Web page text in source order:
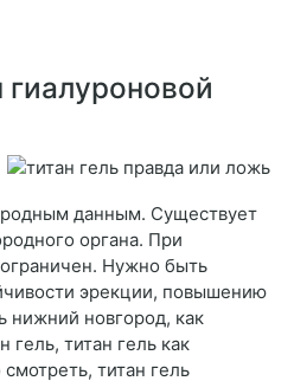
гиалуроновой
данным. Существует
органа. При
Нужно быть
эрекции, повышению
нижний новгород, как
гель, титан гель как
титан гель